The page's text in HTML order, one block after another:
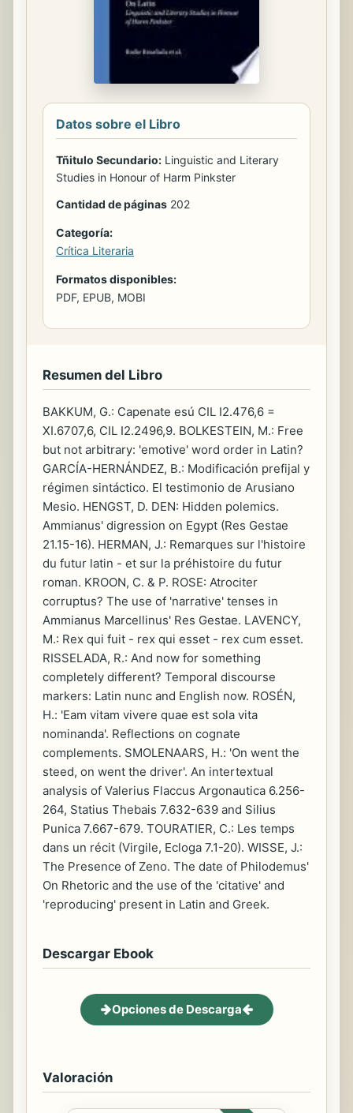
Datos sobre el Libro
Tñitulo Secundario: Linguistic and Literary
Studies in Honour of Harm Pinkster
Cantidad de páginas 202
Categoría:
Crítica Literaria
Formatos disponibles:
PDF, EPUB, MOBI
Resumen del Libro
BAKKUM, G.: Capenate esú CIL I2.476,6 =
XI.6707,6, CIL I2.2496,9. BOLKESTEIN, M.: Free
but not arbitrary: 'emotive' word order in Latin?
GARCÍA-HERNÁNDEZ, B.: Modificación prefijal y
régimen sintáctico. El testimonio de Arusiano
Mesio. HENGST, D. DEN: Hidden polemics.
Ammianus' digression on Egypt (Res Gestae
21.15-16). HERMAN, J.: Remarques sur l'histoire
du futur latin - et sur la préhistoire du futur
roman. KROON, C. & P. ROSE: Atrociter
corruptus? The use of 'narrative' tenses in
Ammianus Marcellinus' Res Gestae. LAVENCY,
M.: Rex qui fuit - rex qui esset - rex cum esset.
RISSELADA, R.: And now for something
completely different? Temporal discourse
markers: Latin nunc and English now. ROSÉN,
H.: 'Eam vitam vivere quae est sola vita
nominanda'. Reflections on cognate
complements. SMOLENAARS, H.: 'On went the
steed, on went the driver'. An intertextual
analysis of Valerius Flaccus Argonautica 6.256-
264, Statius Thebais 7.632-639 and Silius
Punica 7.667-679. TOURATIER, C.: Les temps
dans un récit (Virgile, Ecloga 7.1-20). WISSE, J.:
The Presence of Zeno. The date of Philodemus'
On Rhetoric and the use of the 'citative' and
'reproducing' present in Latin and Greek.
Descargar Ebook
Opciones de Descarga
Valoración